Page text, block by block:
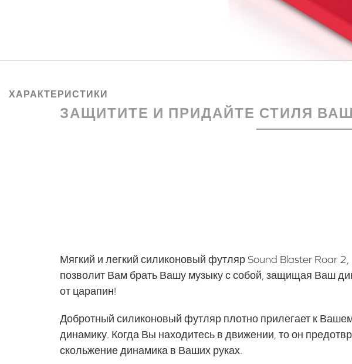
ХАРАКТЕРИСТИКИ
ЗАЩИТИТЕ И ПРИДАЙТЕ СТИЛЯ
Мягкий и легкий силиконовый футляр Sound Blaster Roar 2,
позволит Вам брать Вашу музыку с собой, защищая Ваш
от царапин!
Добротный силиконовый футляр плотно прилегает к
динамику. Когда Вы находитесь в движении, то он
скольжение динамика в Ваших руках.